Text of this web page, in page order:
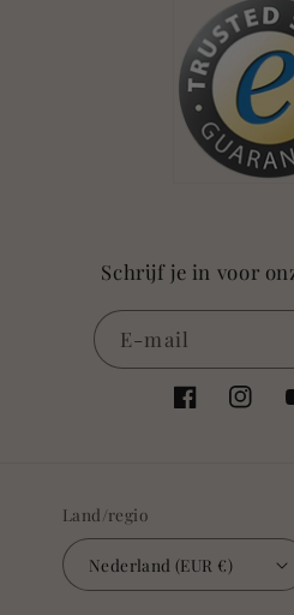
Schrijf je in voor
E‑mail
Facebook
Land/regio
Nederland (EUR €)